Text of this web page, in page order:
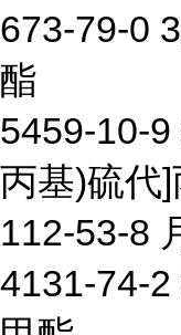
673-79-0
酯
5459-10-
丙基)硫代
112-53-8
4131-74-